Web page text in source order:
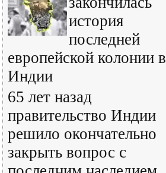
история
последней
европейской колонии в
Индии
65 лет назад
правительство Индии
решило окончательно
закрыть вопрос с